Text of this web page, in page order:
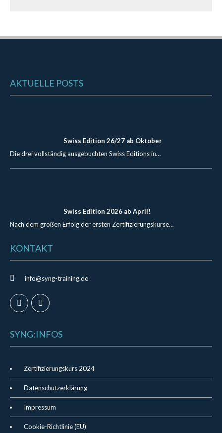
AKTUELLE POSTS
Swiss Edition 26/27 ab Oktober
Die drei vollständig ausgebuchten Swiss Editions in…
Swiss Edition 2026 ab April!
Nach dem großen Erfolg der ersten Zertifizierungskurse…
KONTAKT
info@syng-training.de
SYNG:INFOS
Zertifizierungskurs 2024
Datenschutzerklärung
Impressum
Cookie-Richtlinie (EU)